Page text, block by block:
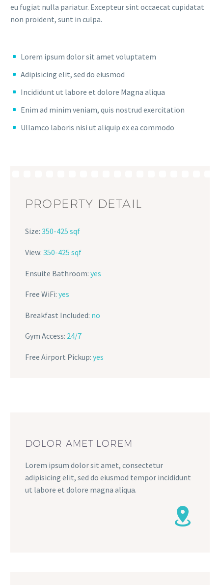
eu fugiat nulla pariatur. Excepteur sint occaecat cupidatat
non proident, sunt in culpa.
Lorem ipsum dolor sit amet voluptatem
Adipisicing elit, sed do eiusmod
Incididunt ut labore et dolore Magna aliqua
Enim ad minim veniam, quis nostrud exercitation
Ullamco laboris nisi ut aliquip ex ea commodo
PROPERTY DETAIL
Size: 350-425 sqf
View: 350-425 sqf
Ensuite Bathroom: yes
Free WiFi: yes
Breakfast Included: no
Gym Access: 24/7
Free Airport Pickup: yes
DOLOR AMET LOREM
Lorem ipsum dolor sit amet, consectetur
adipisicing elit, sed do eiusmod tempor incididunt
ut labore et dolore magna aliqua.

